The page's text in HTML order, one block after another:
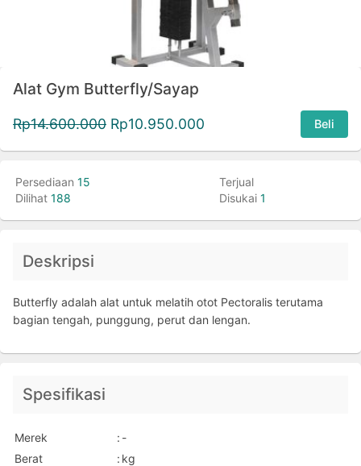
Alat Gym Butterfly/Sayap
Rp14.600.000 Rp10.950.000 Beli
Persediaan 15
Terjual
Dilihat 188 Disukai 1
Deskripsi
Butterfly adalah alat untuk melatih otot Pectoralis terutama
bagian tengah, punggung, perut dan lengan.
Spesifikasi
Merek : -
Berat
: kg